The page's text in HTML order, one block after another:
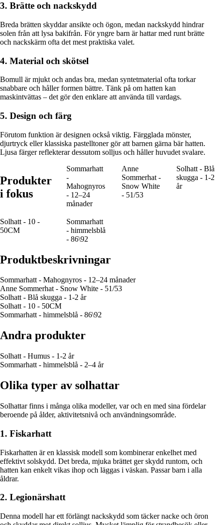
3. Brätte och nackskydd
Breda brätten skyddar ansikte och ögon, medan nackskydd hindrar
solen från att lysa bakifrån. För yngre barn är hattar med runt brätte
och nackskärm ofta det mest praktiska valet.
4. Material och skötsel
Bomull är mjukt och andas bra, medan syntetmaterial ofta torkar
snabbare och håller formen bättre. Tänk på om hatten kan
maskintvättas – det gör den enklare att använda till vardags.
5. Design och färg
Förutom funktion är designen också viktig. Färgglada mönster,
djurtryck eller klassiska pastelltoner gör att barnen gärna bär hatten.
Ljusa färger reflekterar dessutom solljus och håller huvudet svalare.
Produkter
i fokus
Sommarhatt
-
Mahognyros
- 12–24
månader
Anne
Sommerhat -
Snow White
- 51/53
Solhatt - Blå
skugga - 1-2
år
Solhatt - 10 -
50CM
Sommarhatt
- himmelsblå
- 86\92
Produktbeskrivningar
Sommarhatt - Mahognyros - 12–24 månader
Anne Sommerhat - Snow White - 51/53
Solhatt - Blå skugga - 1-2 år
Solhatt - 10 - 50CM
Sommarhatt - himmelsblå - 86\92
Andra produkter
Solhatt - Humus - 1-2 år
Sommarhatt - himmelsblå - 2–4 år
Olika typer av solhattar
Solhattar finns i många olika modeller, var och en med sina fördelar
beroende på ålder, aktivitetsnivå och användningsområde.
1. Fiskarhatt
Fiskarhatten är en klassisk modell som kombinerar enkelhet med
effektivt solskydd. Det breda, mjuka brättet ger skydd runtom, och
hatten kan enkelt vikas ihop och läggas i väskan. Passar barn i alla
åldrar.
2. Legionärshatt
Denna modell har ett förlängt nackskydd som täcker nacke och öron